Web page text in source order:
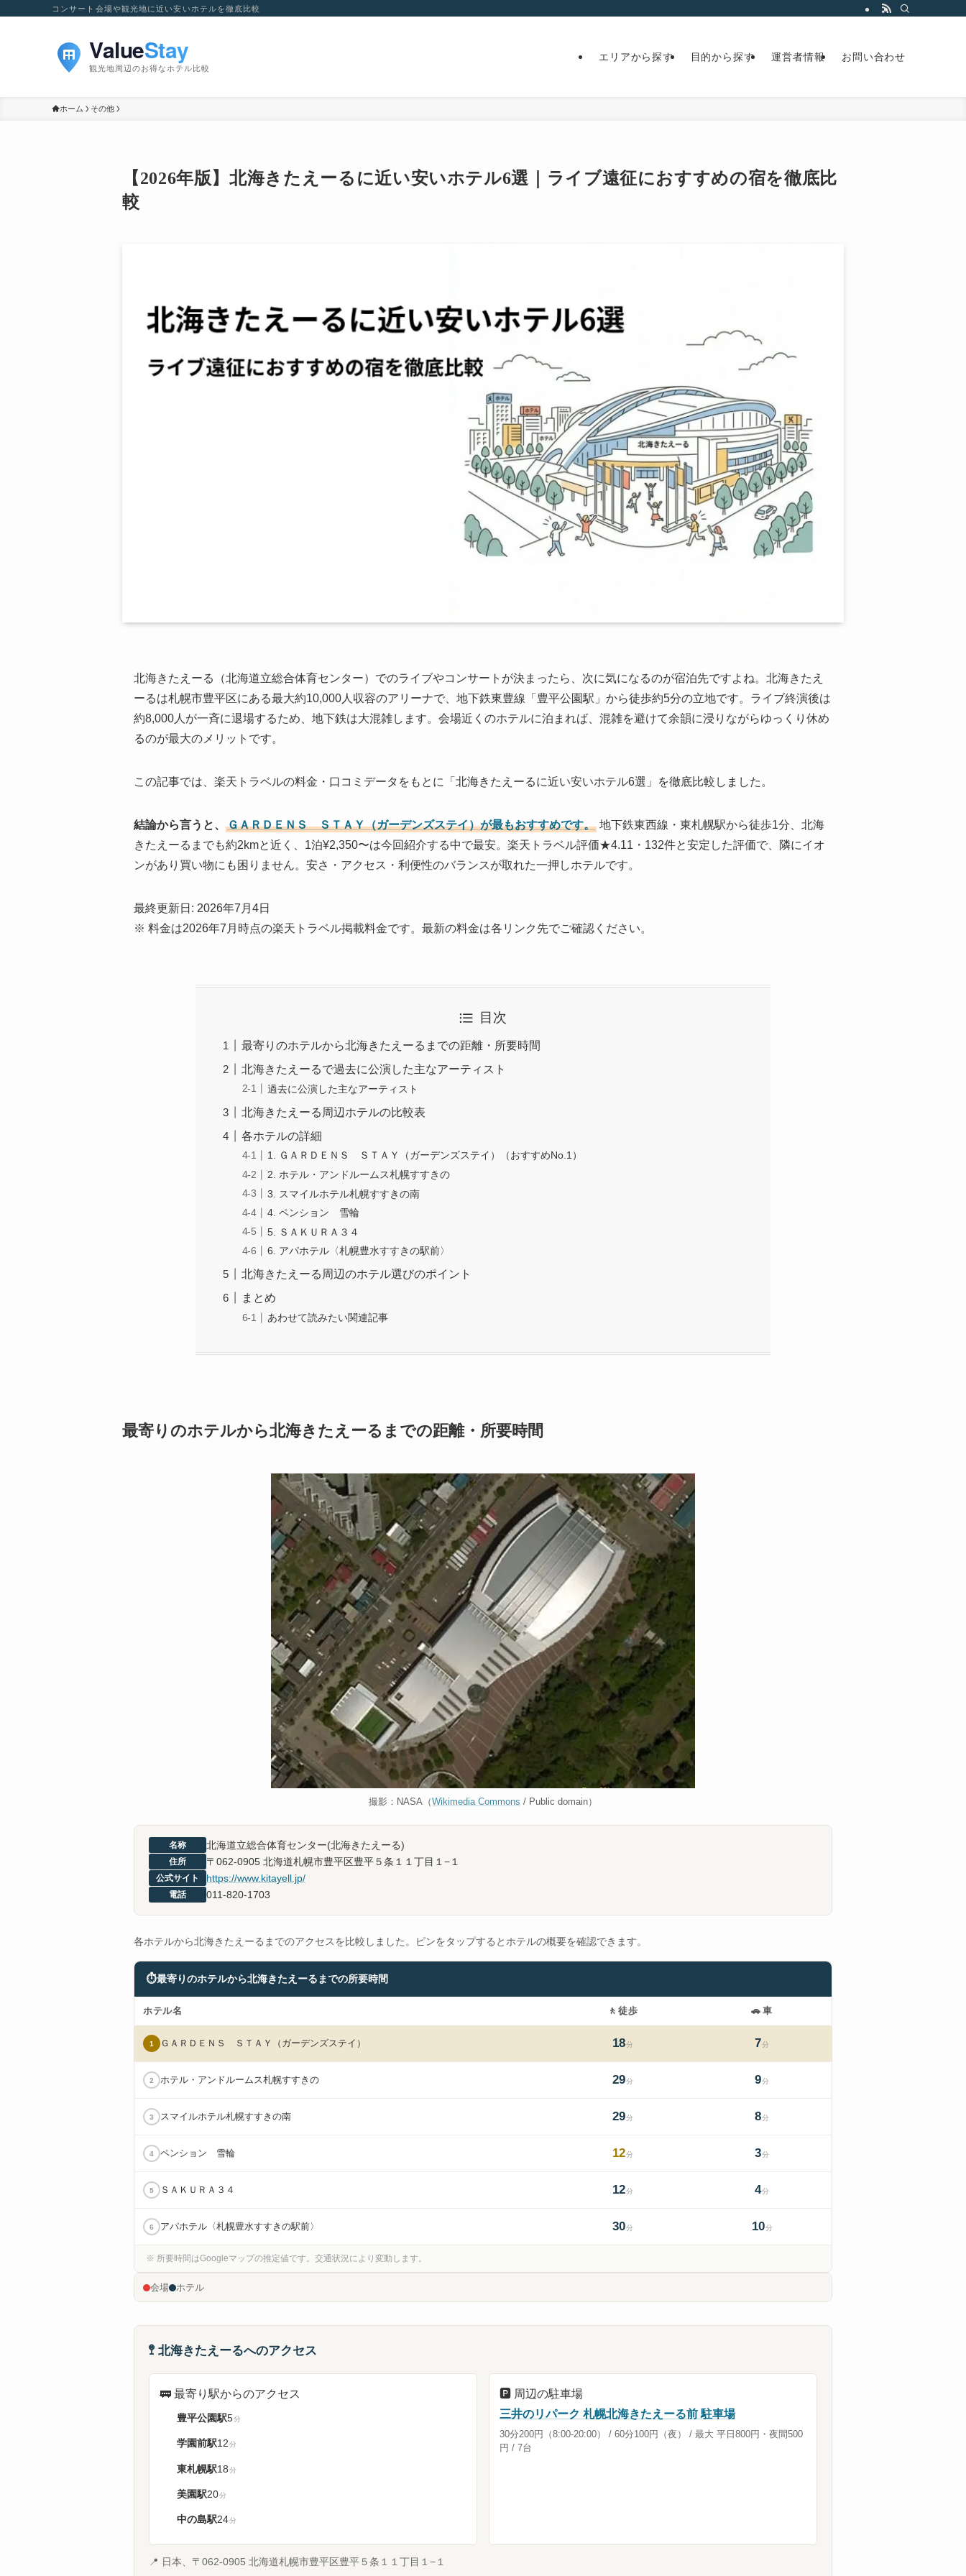
コンサート会場や観光地に近い安いホテルを徹底比較
エリアから探す 目的から探す 運営者情報 お問い合わせ
ホーム その他
【2026年版】北海きたえーるに近い安いホテル6選｜ライブ遠征におすすめの宿を徹底比
較
北海きたえーる（北海道立総合体育センター）でのライブやコンサートが決まったら、次に気になるのが宿泊先ですよね。北海きたえ
ーるは札幌市豊平区にある最大約10,000人収容のアリーナで、地下鉄東豊線「豊平公園駅」から徒歩約5分の立地です。ライブ終演後は
約8,000人が一斉に退場するため、地下鉄は大混雑します。会場近くのホテルに泊まれば、混雑を避けて余韻に浸りながらゆっくり休め
るのが最大のメリットです。
この記事では、楽天トラベルの料金・口コミデータをもとに「北海きたえーるに近い安いホテル6選」を徹底比較しました。
結論から言うと、 ＧＡＲＤＥＮＳ ＳＴＡＹ（ガーデンズステイ）が最もおすすめです。 地下鉄東西線・東札幌駅から徒歩1分、北海
きたえーるまでも約2kmと近く、1泊¥2,350〜は今回紹介する中で最安。楽天トラベル評価★4.11・132件と安定した評価で、隣にイオ
ンがあり買い物にも困りません。安さ・アクセス・利便性のバランスが取れた一押しホテルです。
最終更新日: 2026年7月4日
※ 料金は2026年7月時点の楽天トラベル掲載料金です。最新の料金は各リンク先でご確認ください。
目次
最寄りのホテルから北海きたえーるまでの距離・所要時間
北海きたえーるで過去に公演した主なアーティスト
過去に公演した主なアーティスト
北海きたえーる周辺ホテルの比較表
各ホテルの詳細
1. ＧＡＲＤＥＮＳ ＳＴＡＹ（ガーデンズステイ）（おすすめNo.1）
2. ホテル・アンドルームス札幌すすきの
3. スマイルホテル札幌すすきの南
4. ペンション 雪輪
5. ＳＡＫＵＲＡ３４
6. アパホテル〈札幌豊水すすきの駅前〉
北海きたえーる周辺のホテル選びのポイント
まとめ
あわせて読みたい関連記事
最寄りのホテルから北海きたえーるまでの距離・所要時間
撮影：NASA（Wikimedia Commons / Public domain）
名称 北海道立総合体育センター(北海きたえーる)
住所 〒062-0905 北海道札幌市豊平区豊平５条１１丁目１−１
公式サイト https://www.kitayell.jp/
電話 011-820-1703
各ホテルから北海きたえーるまでのアクセスを比較しました。ピンをタップするとホテルの概要を確認できます。
⏱最寄りのホテルから北海きたえーるまでの所要時間
ホテル名 🚶 徒歩 🚗 車
1 ＧＡＲＤＥＮＳ ＳＴＡＹ（ガーデンズステイ） 18分 7分
2 ホテル・アンドルームス札幌すすきの 29分 9分
3 スマイルホテル札幌すすきの南 29分 8分
4 ペンション 雪輪 12分 3分
5 ＳＡＫＵＲＡ３４ 12分 4分
6 アパホテル〈札幌豊水すすきの駅前〉 30分 10分
※ 所要時間はGoogleマップの推定値です。交通状況により変動します。
u2691
1
2
34
5
6
会場 ホテル
🚏 北海きたえーるへのアクセス
🚃 最寄り駅からのアクセス
豊平公園駅5分
学園前駅12分
東札幌駅18分
美園駅20分
中の島駅24分
🅿️ 周辺の駐車場
三井のリパーク 札幌北海きたえーる前 駐車場
30分200円（8:00-20:00） / 60分100円（夜） / 最大 平日800円・夜間500
円 / 7台
📍 日本、〒062-0905 北海道札幌市豊平区豊平５条１１丁目１−１